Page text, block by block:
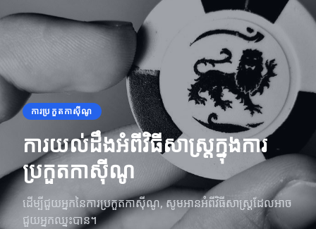
ការប្រកួតកាស៊ីណូ
ការយល់ដឹងអំពីវិធីសាស្ត្រក្នុងការ
ប្រកួតកាស៊ីណូ
ដើម្បីជួយអ្នកនៃការប្រកួតកាស៊ីណូ, សូមអានអំពីវិធីសាស្ត្រដែលអាច
ជួយអ្នកឈ្នះបាន។